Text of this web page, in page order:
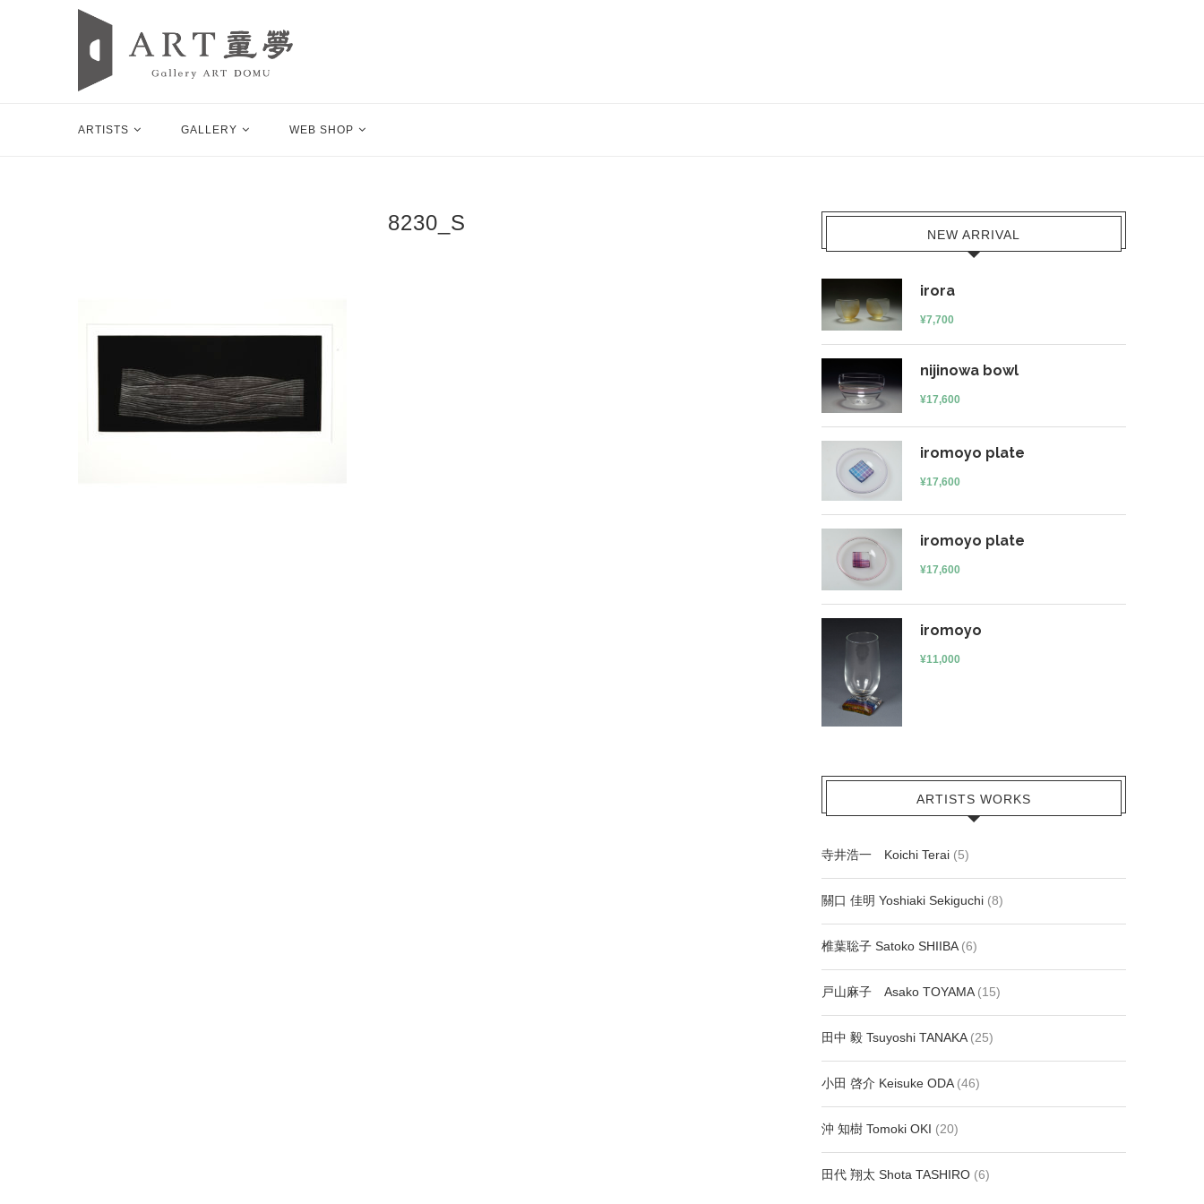
ARTISTS GALLERY WEB SHOP
8230_S NEW ARRIVAL
irora
¥7,700
nijinowa bowl
¥17,600
iromoyo plate
¥17,600
iromoyo plate
¥17,600
iromoyo
¥11,000
ARTISTS WORKS
寺井浩一 Koichi Terai (5)
關口 佳明 Yoshiaki Sekiguchi (8)
椎葉聡子 Satoko SHIIBA (6)
戸山麻子 Asako TOYAMA (15)
田中 毅 Tsuyoshi TANAKA (25)
小田 啓介 Keisuke ODA (46)
沖 知樹 Tomoki OKI (20)
田代 翔太 Shota TASHIRO (6)